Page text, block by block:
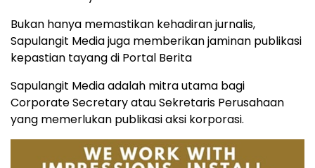
Bukan hanya memastikan kehadiran jurnalis,
Sapulangit Media juga memberikan jaminan publikasi
kepastian tayang di Portal Berita
Sapulangit Media adalah mitra utama bagi
Corporate Secretary atau Sekretaris Perusahaan
yang memerlukan publikasi aksi korporasi.